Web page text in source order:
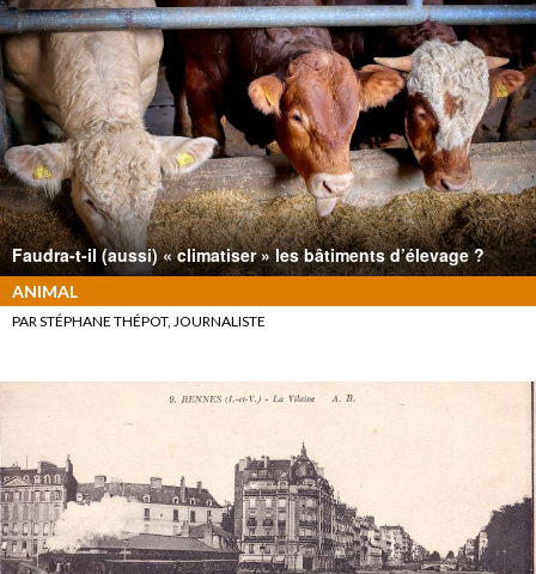
Faudra-t-il (aussi) « climatiser » les bâtiments d’élevage ?
ANIMAL
PAR STÉPHANE THÉPOT, JOURNALISTE